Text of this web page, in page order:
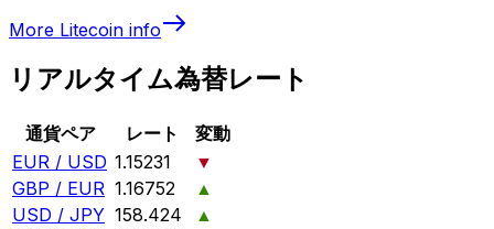
More Litecoin info
リアルタイム為替レート
通貨ペア レート
変動
EUR / USD 1.15231
▼
GBP / EUR 1.16752
▲
USD / JPY 158.424
▲